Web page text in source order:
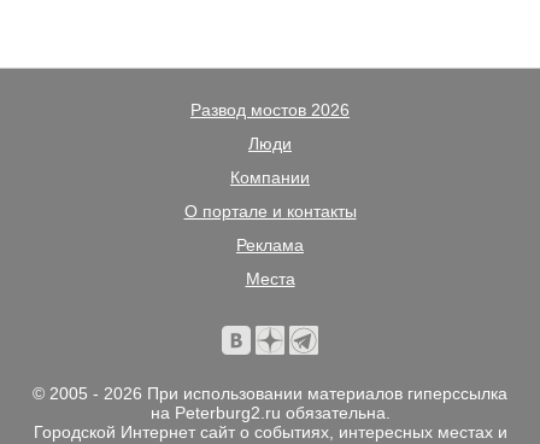
Развод мостов 2026
Люди
Компании
О портале и контакты
Реклама
Места
© 2005 - 2026 При использовании материалов гиперссылка
на Peterburg2.ru обязательна.
Городской Интернет сайт о событиях, интересных местах и